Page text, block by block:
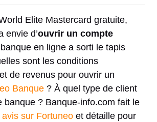
Elite Mastercard gratuite,
envie d’ouvrir un compte
en ligne a sorti le tapis
sont les conditions
de revenus pour ouvrir un
Banque ? À quel type de client
banque ? Banque-info.com fait le
avis sur Fortuneo et détaille pour